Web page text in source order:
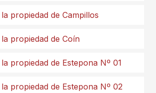
propiedad de Campillos
propiedad de Coín
propiedad de Estepona Nº 01
propiedad de Estepona Nº 02